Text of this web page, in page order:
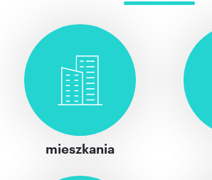
mieszkania